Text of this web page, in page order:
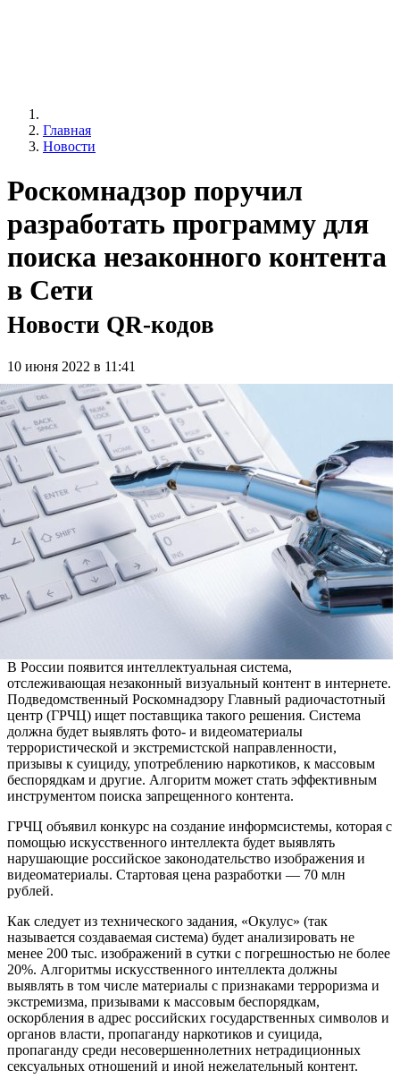
Главная
Новости
Роскомнадзор поручил
разработать программу для
поиска незаконного контента
в Сети
Новости QR-кодов
10 июня 2022 в 11:41
В России появится интеллектуальная система,
отслеживающая незаконный визуальный контент в интернете.
Подведомственный Роскомнадзору Главный радиочастотный
центр (ГРЧЦ) ищет поставщика такого решения. Система
должна будет выявлять фото- и видеоматериалы
террористической и экстремистской направленности,
призывы к суициду, употреблению наркотиков, к массовым
беспорядкам и другие. Алгоритм может стать эффективным
инструментом поиска запрещенного контента.
ГРЧЦ объявил конкурс на создание информсистемы, которая с
помощью искусственного интеллекта будет выявлять
нарушающие российское законодательство изображения и
видеоматериалы. Стартовая цена разработки — 70 млн
рублей.
Как следует из технического задания, «Окулус» (так
называется создаваемая система) будет анализировать не
менее 200 тыс. изображений в сутки с погрешностью не более
20%. Алгоритмы искусственного интеллекта должны
выявлять в том числе материалы с признаками терроризма и
экстремизма, призывами к массовым беспорядкам,
оскорбления в адрес российских государственных символов и
органов власти, пропаганду наркотиков и суицида,
пропаганду среди несовершеннолетних нетрадиционных
сексуальных отношений и иной нежелательный контент.